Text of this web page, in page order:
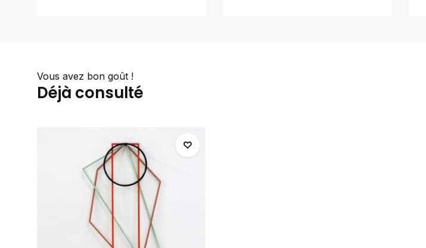
Vous avez bon goût !
Déjà consulté